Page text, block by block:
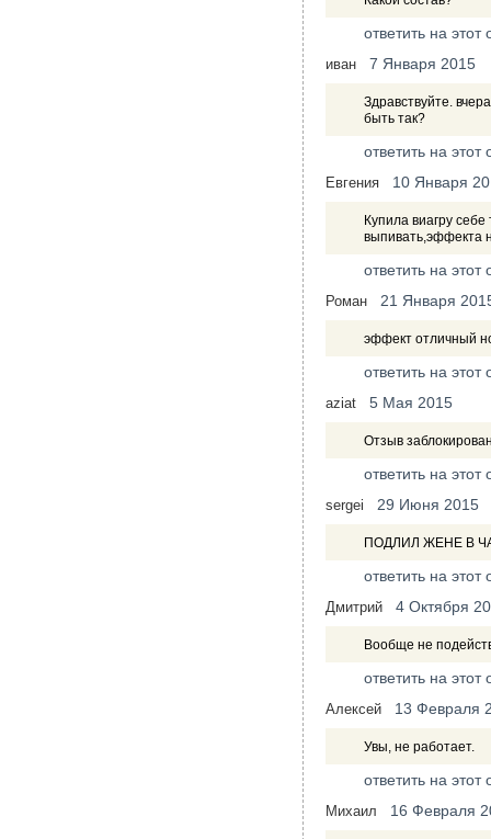
ответить на этот
иван 7 Января 2015
Здравствуйте.
быть так?
ответить на этот
Евгения 10 Января
Купила виагру
выпивать,эффекта
ответить на этот
Роман 21 Января
эффект отличный
ответить на этот
aziat 5 Мая 2015
Отзыв
ответить на этот
sergei 29 Июня 2015
ПОДЛИЛ ЖЕНЕ В
ответить на этот
Дмитрий 4 Октября
Вообще не
ответить на этот
Алексей 13 Февраля
Увы, не работает.
ответить на этот
Михаил 16 Февраля